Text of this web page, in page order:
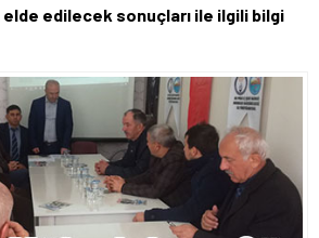
edilecek sonuçları ile ilgili bilgi